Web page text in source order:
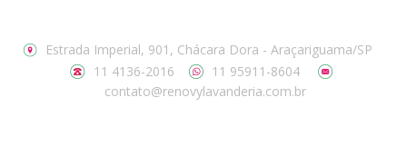
Estrada Imperial, 901, Chácara Dora - Araçariguama/SP
11 4136-2016
11 95911-8604
contato@renovylavanderia.com.br